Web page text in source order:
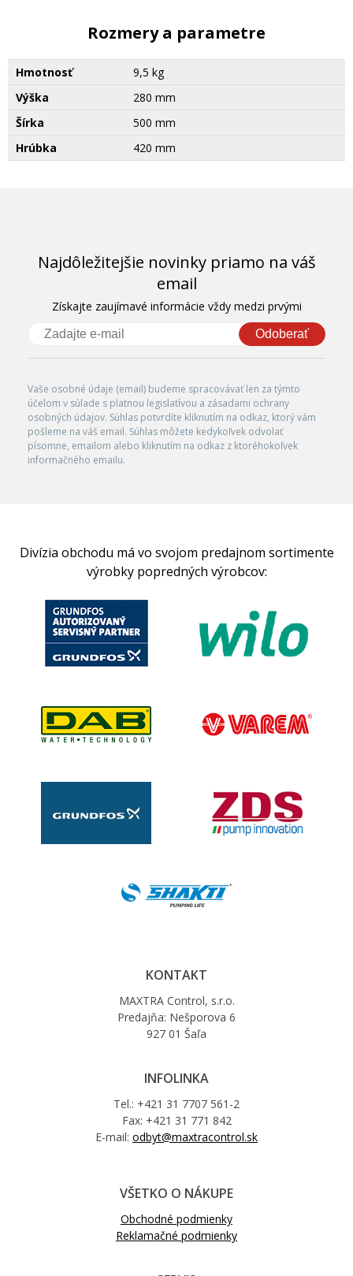
Rozmery a parametre
Hmotnosť
9,5 kg
Výška
280 mm
Šírka
500 mm
Hrúbka
420 mm
Najdôležitejšie novinky priamo na váš
email
Získajte zaujímavé informácie vždy medzi prvými
Odoberať
Vaše osobné údaje (email) budeme spracovávať len za týmto
účelom v súlade s platnou legislatívou a zásadami ochrany
osobných údajov. Súhlas potvrdíte kliknutím na odkaz, ktorý vám
pošleme na váš email. Súhlas môžete kedykoľvek odvolať
písomne, emailom alebo kliknutím na odkaz z ktoréhokoľvek
informačného emailu.
Divízia obchodu má vo svojom predajnom sortimente
výrobky popredných výrobcov:
KONTAKT
MAXTRA Control, s.r.o.
Predajňa: Nešporova 6
927 01 Šaľa
INFOLINKA
Tel.: +421 31 7707 561-2
Fax: +421 31 771 842
E-mail: odbyt@maxtracontrol.sk
VŠETKO O NÁKUPE
Obchodné podmienky
Reklamačné podmienky